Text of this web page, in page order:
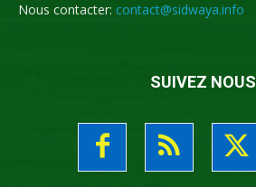
Nous contacter: contact@sidwaya.info
SUIVEZ NOUS